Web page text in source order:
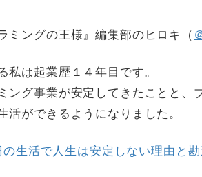
ミングの王様』編集部のヒロキ（
私は起業歴１４年目です。
ング事業が安定してきたことと、
活ができるようになりました。
生活で人生は安定しない理由と勘